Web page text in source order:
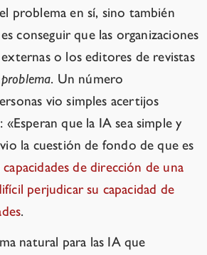
problema en sí, sino también
conseguir que las organizaciones
o los editores de revistas
. Un número
vio simples acertijos
que la IA sea simple y
la cuestión de fondo de que es
de dirección de una
perjudicar su capacidad de
.
natural para las IA que